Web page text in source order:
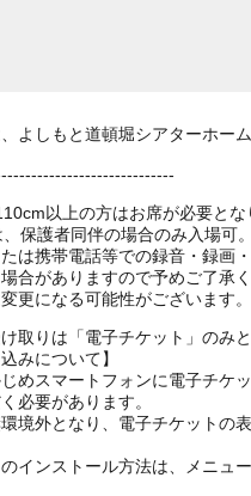
よしもと道頓堀シアターホー
以上の方はお席が必要と
保護者同伴の場合のみ入場可
は携帯電話等での録音・録画・
合がありますので予めご了承
更になる可能性がございます。
取りは「電子チケット」のみと
みについて】
めスマートフォンに電子チケ
必要があります。
境外となり、電子チケットの
インストール方法は、メニュ